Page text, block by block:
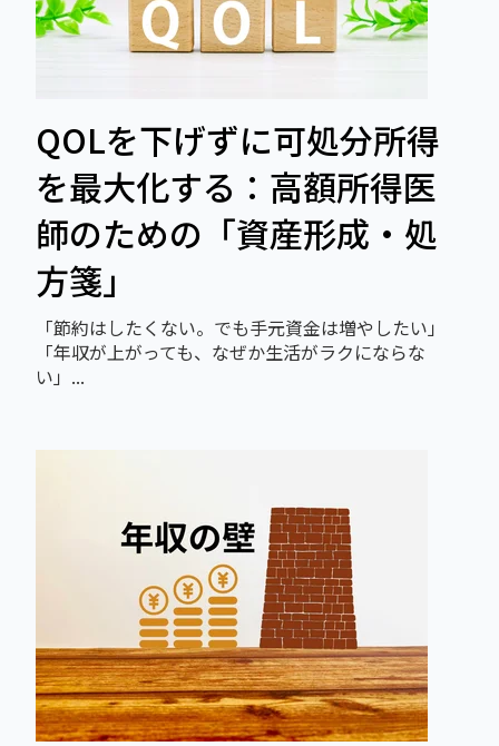
QOLを下げずに可処分所得
を最大化する：高額所得医
師のための「資産形成・処
方箋」
「節約はしたくない。でも手元資金は増やしたい」
「年収が上がっても、なぜか生活がラクにならな
い」...